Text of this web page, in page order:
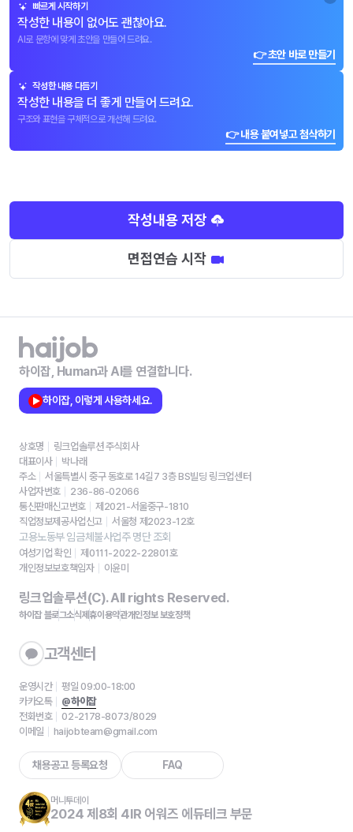
빠르게 시작하기
작성한 내용이 없어도 괜찮아요.
AI로 문항에 맞게 초안을 만들어 드려요.
👉 초안 바로 만들기
작성한 내용 다듬기
작성한 내용을 더 좋게 만들어 드려요.
구조와 표현을 구체적으로 개선해 드려요.
👉 내용 붙여넣고 첨삭하기
작성내용 저장
면접연습 시작
하이잡, Human과 AI를 연결합니다.
하이잡, 이렇게 사용하세요.
상호명
링크업솔루션 주식회사
대표이사
박나래
주소
서울특별시 중구 동호로 14길7 3층 BS빌딩 링크업센터
사업자번호
236-86-02066
통신판매신고번호
제2021-서울중구-1810
직업정보제공사업신고
서울청 제2023-12호
고용노동부 임금체불사업주 명단 조회
여성기업 확인
제0111-2022-22801호
개인정보보호책임자
이윤미
링크업솔루션(C). All rights Reserved.
하이잡 블로그소식제휴이용약관개인정보 보호정책
고객센터
운영시간
평일 09:00-18:00
카카오톡
@하이잡
전화번호
02-2178-8073/8029
이메일
haijobteam@gmail.com
채용공고 등록요청 FAQ
머니투데이
2024 제8회 4IR 어워즈 에듀테크 부문